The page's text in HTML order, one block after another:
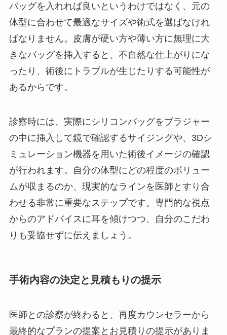
バッグを入れれば良いというわけではなく、元の
体型に合わせて最適なサイズや術式を選ばなけれ
ばなりません。皮膚が硬い方や薄い方に無理に大
きなバッグを挿入すると、不自然な仕上がりにな
ったり、術後にトラブルが生じたりする可能性が
あるからです。
診察時には、実際にシリコンバッグをブラジャー
の中に挿入して鏡で確認するサイジングや、3Dシ
ミュレーション機器を用いた術後イメージの確認
が行われます。自分の体型にどの程度のボリュー
ムが収まるのか、現実的なラインを医師とすり合
わせる非常に重要なステップです。専門的な視点
からのアドバイスに耳を傾けつつ、自分のこだわ
りも妥協せずに伝えましょう。
手術内容の決定と見積もりの提示
医師との診察が終わると、再度カウンセラーから
最終的なプランの提案とお見積りの提示がありま